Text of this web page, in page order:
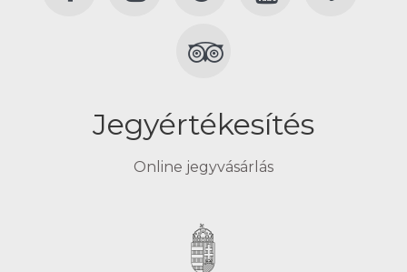
Jegyértékesítés
Online jegyvásárlás